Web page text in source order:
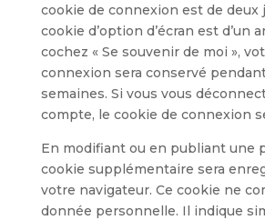
cookie de connexion est de deux
cookie d’option d’écran est d’un
cochez « Se souvenir de moi »,
connexion sera conservé
semaines. Si vous vous
compte, le cookie de connexion
En modifiant ou en publiant une
cookie supplémentaire sera
votre navigateur. Ce cookie ne
donnée personnelle. Il indique